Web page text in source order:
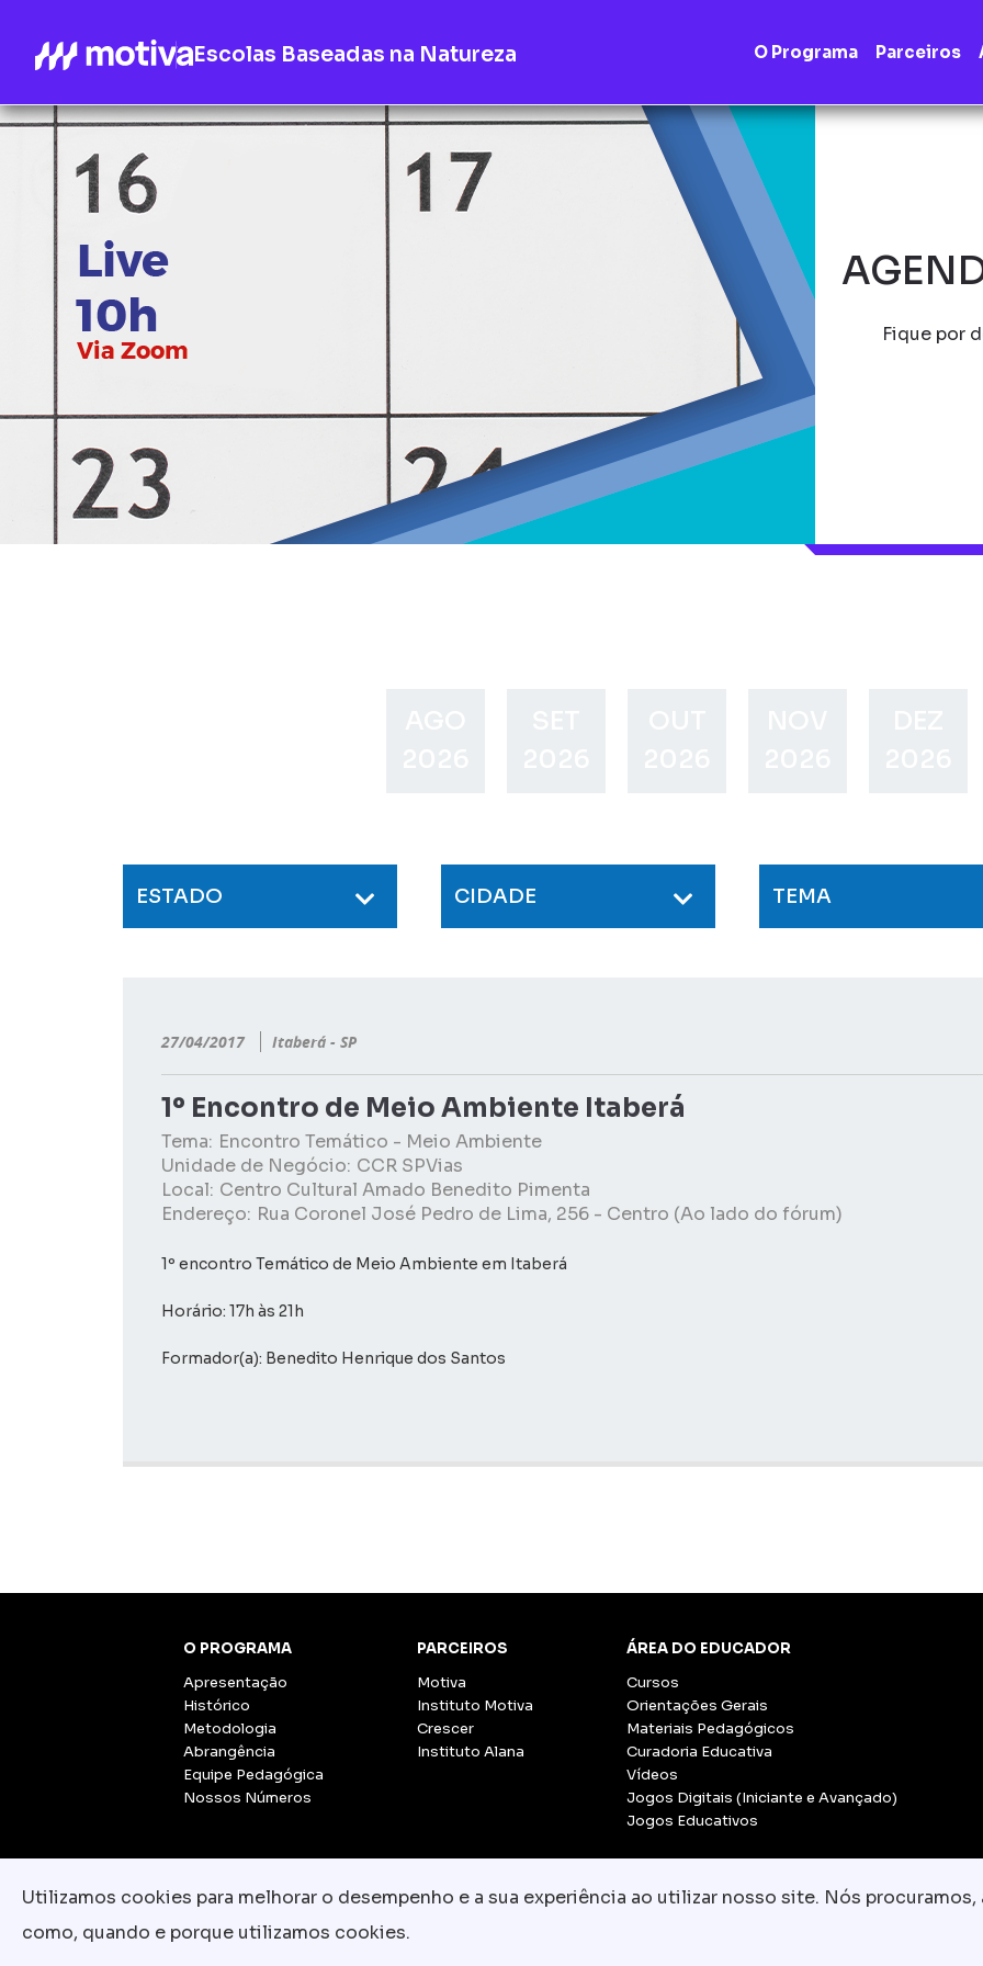
Escolas Baseadas na Natureza O Programa Parceiros
Fique por
ESTADO CIDADE TEMA
27/04/2017 Itaberá - SP
1º Encontro de Meio Ambiente Itaberá
Tema: Encontro Temático - Meio Ambiente
Unidade de Negócio: CCR SPVias
Local: Centro Cultural Amado Benedito Pimenta
Endereço: Rua Coronel José Pedro de Lima, 256 - Centro (Ao lado do fórum)
1º encontro Temático de Meio Ambiente em Itaberá
Horário: 17h às 21h
Formador(a): Benedito Henrique dos Santos
O PROGRAMA
Apresentação
Histórico
Metodologia
Abrangência
Equipe Pedagógica
Nossos Números
PARCEIROS
Motiva
Instituto Motiva
Crescer
Instituto Alana
ÁREA DO EDUCADOR
Cursos
Orientações Gerais
Materiais Pedagógicos
Curadoria Educativa
Vídeos
Jogos Digitais (Iniciante e Avançado)
Jogos Educativos
Utilizamos cookies para melhorar o desempenho e a sua experiência ao utilizar nosso site. Nós
como, quando e porque utilizamos cookies.